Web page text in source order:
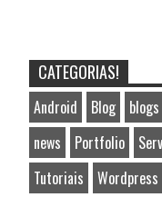
CATEGORIAS!
Android Blog blogs
news
Portfolio
Tutoriais
Wordpress